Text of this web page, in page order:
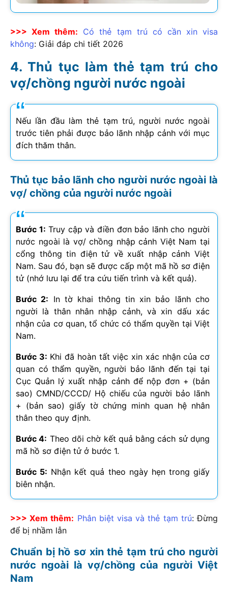
>>> Xem thêm: Có thẻ tạm trú có cần xin visa
không: Giải đáp chi tiết 2026
Thủ tục làm thẻ tạm trú cho
vợ/chồng người nước ngoài
Nếu lần đầu làm thẻ tạm trú, người nước ngoài
trước tiên phải được bảo lãnh nhập cảnh với mục
đích thăm thân.
Thủ tục bảo lãnh cho người nước ngoài là
vợ/ chồng của người nước ngoài
Bước 1: Truy cập và điền đơn bảo lãnh cho người
nước ngoài là vợ/ chồng nhập cảnh Việt Nam tại
cổng thông tin điện tử về xuất nhập cảnh Việt
Nam. Sau đó, bạn sẽ được cấp một mã hồ sơ điện
tử (nhớ lưu lại để tra cứu tiến trình và kết quả).
Bước 2: In tờ khai thông tin xin bảo lãnh cho
người là thân nhân nhập cảnh, và xin dấu xác
nhận của cơ quan, tổ chức có thẩm quyền tại Việt
Nam.
Bước 3: Khi đã hoàn tất việc xin xác nhận của cơ
quan có thẩm quyền, người bảo lãnh đến tại tại
Cục Quản lý xuất nhập cảnh để nộp đơn + (bản
sao) CMND/CCCD/ Hộ chiếu của người bảo lãnh
+ (bản sao) giấy tờ chứng minh quan hệ nhân
thân theo quy định.
Bước 4: Theo dõi chờ kết quả bằng cách sử dụng
mã hồ sơ điện tử ở bước 1.
Bước 5: Nhận kết quả theo ngày hẹn trong giấy
biên nhận.
>>> Xem thêm: Phân biệt visa và thẻ tạm trú: Đừng
để bị nhầm lẫn
Chuẩn bị hồ sơ xin thẻ tạm trú cho người
nước ngoài là vợ/chồng của người Việt
Nam